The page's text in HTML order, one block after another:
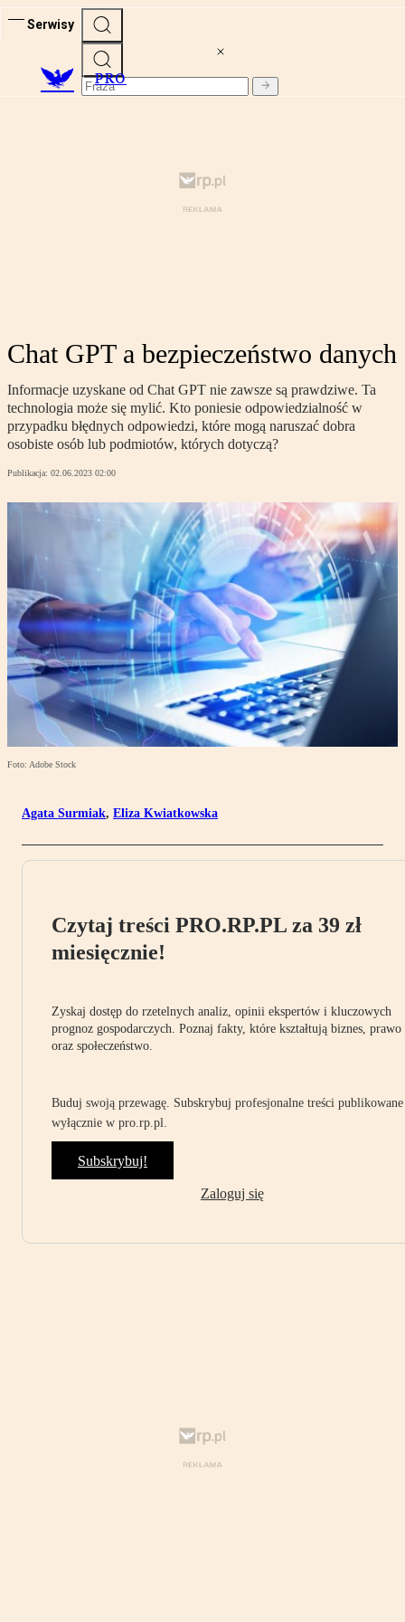
Serwisy
PRO
Chat GPT a bezpieczeństwo danych
Informacje uzyskane od Chat GPT nie zawsze są prawdziwe. Ta
technologia może się mylić. Kto poniesie odpowiedzialność w
przypadku błędnych odpowiedzi, które mogą naruszać dobra
osobiste osób lub podmiotów, których dotyczą?
Publikacja: 02.06.2023 02:00
Foto: Adobe Stock
Agata Surmiak, Eliza Kwiatkowska
Czytaj treści PRO.RP.PL za 39 zł
miesięcznie!
Zyskaj dostęp do rzetelnych analiz, opinii ekspertów i kluczowych
prognoz gospodarczych. Poznaj fakty, które kształtują biznes, prawo
oraz społeczeństwo.
Buduj swoją przewagę. Subskrybuj profesjonalne treści publikowane
wyłącznie w pro.rp.pl.
Subskrybuj!
Zaloguj się